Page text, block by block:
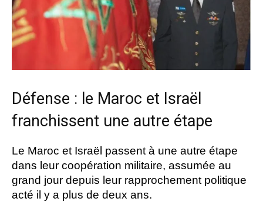
Défense : le Maroc et Israël
franchissent une autre étape
Le Maroc et Israël passent à une autre étape
dans leur coopération militaire, assumée au
grand jour depuis leur rapprochement politique
acté il y a plus de deux ans.